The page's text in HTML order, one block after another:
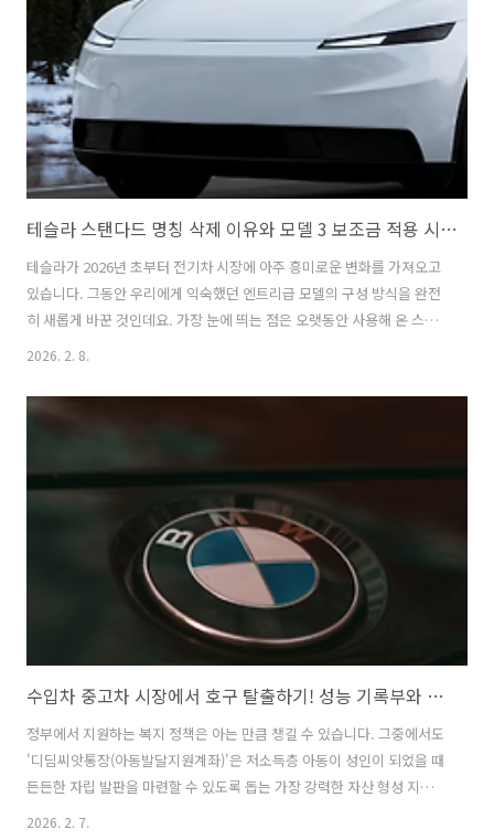
가장 먼저 리스에 대해 알아보겠습니다. 리스는 쉽게 말해 여러분이 은행
(캐피탈사)에서 돈을 빌려 차를 사고 그 빌린 돈을 매달 나누어 갚는 방
식..
테슬라 스탠다드 명칭 삭제 이유와 모델 3 보조금 적용 시 실구매가 가이드
테슬라가 2026년 초부터 전기차 시장에 아주 흥미로운 변화를 가져오고
있습니다. 그동안 우리에게 익숙했던 엔트리급 모델의 구성 방식을 완전
히 새롭게 바꾼 것인데요. 가장 눈에 띄는 점은 오랫동안 사용해 온 스탠
다드라는 이름을 없애고 소비자들의 선택 폭을 넓히기 위해 모델 Y에 새
하려는 분들에게는 가격 부담을 낮춘 가성비 모델의 등장이 반갑겠지만
한 변화의 핵심 내용을 초등학생도 이해하기 쉽게 아주 자세히 설명해 드
리겠습니다.테슬라 스탠다드 명칭 삭제 이유와 모델 3 보조금 적용 시 실
2026. 2. 8.
수입차 중고차 시장에서 호구 탈출하기! 성능 기록부와 보험 이력 뒤에 숨겨진 진실
정부에서 지원하는 복지 정책은 아는 만큼 챙길 수 있습니다. 그중에서도
'디딤씨앗통장(아동발달지원계좌)'은 저소득층 아동이 성인이 되었을 때
든든한 자립 발판을 마련할 수 있도록 돕는 가장 강력한 자산 형성 지원
2026. 2. 7.